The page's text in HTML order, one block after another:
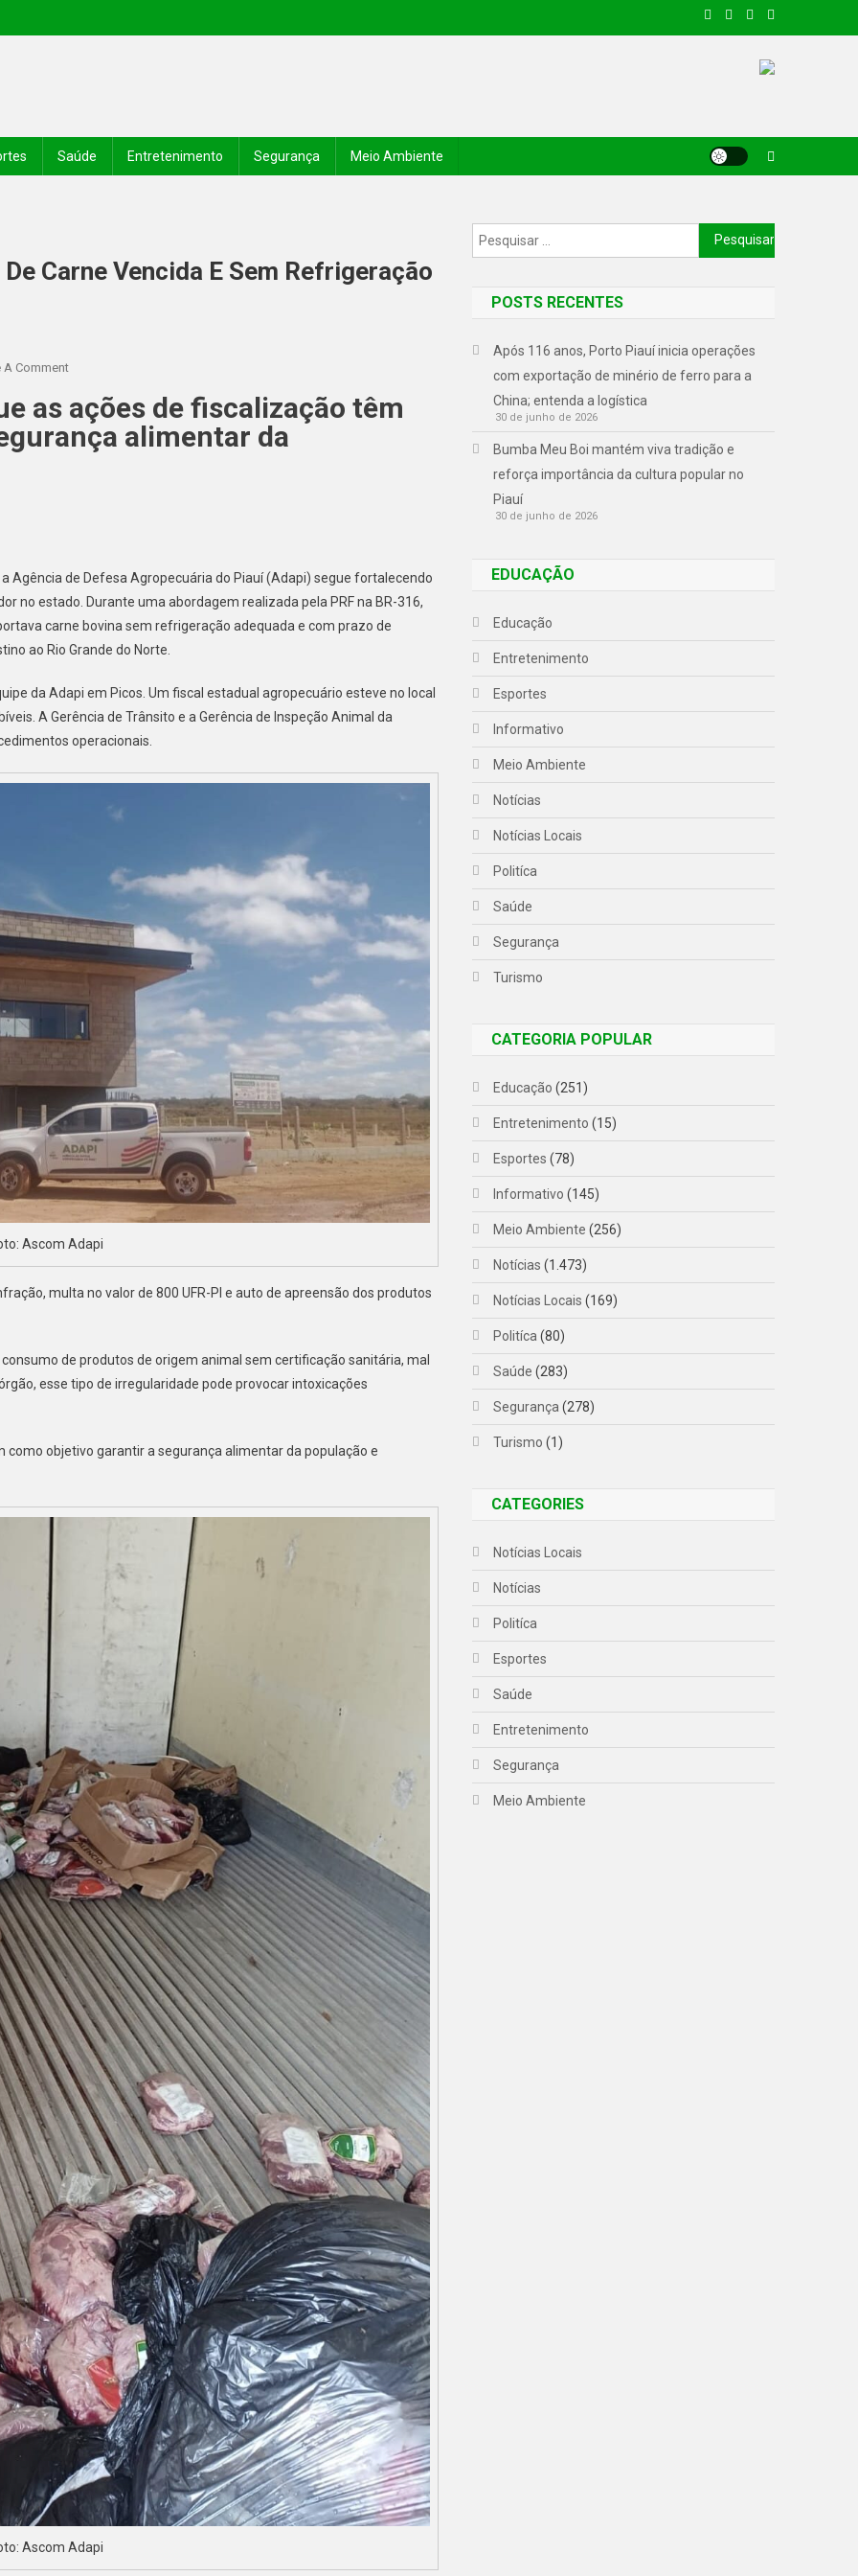
Saúde Entretenimento Segurança Meio Ambiente
Carne Vencida E Sem Refrigeração
A Comment
as ações de fiscalização têm
alimentar da
Agência de Defesa Agropecuária do Piauí (Adapi) segue fortalecendo
no estado. Durante uma abordagem realizada pela PRF na BR-316,
carne bovina sem refrigeração adequada e com prazo de
ao Rio Grande do Norte.
da Adapi em Picos. Um fiscal estadual agropecuário esteve no local
A Gerência de Trânsito e a Gerência de Inspeção Animal da
operacionais.
Ascom Adapi
multa no valor de 800 UFR-PI e auto de apreensão dos produtos
de produtos de origem animal sem certificação sanitária, mal
esse tipo de irregularidade pode provocar intoxicações
objetivo garantir a segurança alimentar da população e
Ascom Adapi
POSTS RECENTES
Após 116 anos, Porto Piauí inicia operações
com exportação de minério de ferro para a
China; entenda a logística
30 de junho de 2026
Bumba Meu Boi mantém viva tradição e
reforça importância da cultura popular no
Piauí
30 de junho de 2026
EDUCAÇÃO
Educação
Entretenimento
Esportes
Informativo
Meio Ambiente
Notícias
Notícias Locais
Politíca
Saúde
Segurança
Turismo
CATEGORIA POPULAR
Educação (251)
Entretenimento (15)
Esportes (78)
Informativo (145)
Meio Ambiente (256)
Notícias (1.473)
Notícias Locais (169)
Politíca (80)
Saúde (283)
Segurança (278)
Turismo (1)
CATEGORIES
Notícias Locais
Notícias
Politíca
Esportes
Saúde
Entretenimento
Segurança
Meio Ambiente